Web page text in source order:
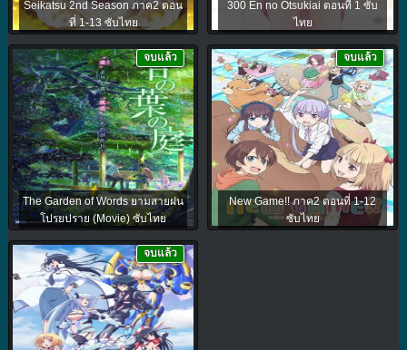
Seikatsu 2nd Season ภาค2 ตอน
ที่ 1-13 ซับไทย
300 En no Otsukiai ตอนที่ 1 ซับ
ไทย
The Garden of Words ยามสายฝน
โปรยปราย (Movie) ซับไทย
จบแล้ว
New Game!! ภาค2 ตอนที่ 1-12
ซับไทย
จบแล้ว
จบแล้ว